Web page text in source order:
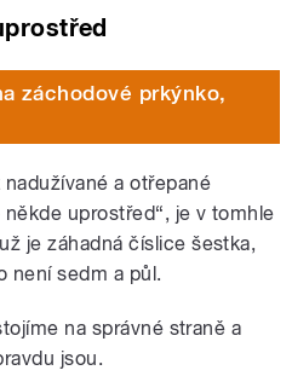
záchodové prkýnko,
a otřepané
uprostřed“, je v tomhle
je záhadná číslice šestka,
není sedm a půl.
na správné straně a
jsou.